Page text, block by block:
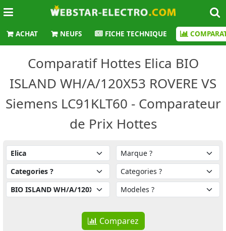
ACHAT NEUFS FICHE TECHNIQUE
Comparatif Hottes Elica BIO
ISLAND WH/A/120X53 ROVERE VS
Siemens LC91KLT60 - Comparateur
de Prix Hottes
Comparez